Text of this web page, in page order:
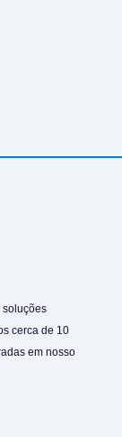
soluções
cerca de 10
em nosso